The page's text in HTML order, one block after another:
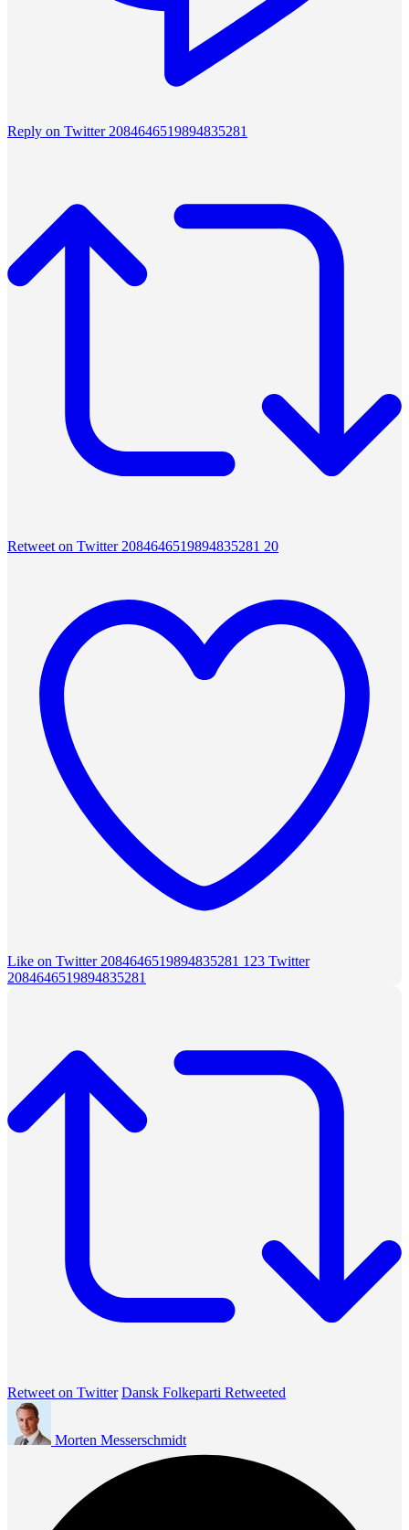
Reply on Twitter 2084646519894835281
Retweet on Twitter 2084646519894835281 20
Like on Twitter 2084646519894835281 123 Twitter
2084646519894835281
Retweet on Twitter Dansk Folkeparti Retweeted
Morten Messerschmidt